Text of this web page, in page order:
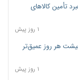
تأمین کالاهای
۱ روز پیش
هر روز عمیق‌تر
۱ روز پیش